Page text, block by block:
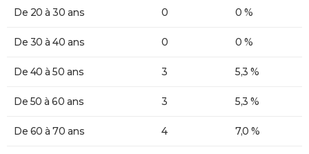
De 20 à 30 ans 0 0 %
De 30 à 40 ans 0 0 %
De 40 à 50 ans 3 5,3 %
De 50 à 60 ans 3 5,3 %
De 60 à 70 ans 4 7,0 %